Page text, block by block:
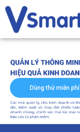
Dùng thử miễn phí